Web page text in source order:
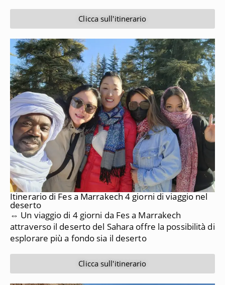
Clicca sull'itinerario
Itinerario di Fes a Marrakech 4 giorni di viaggio nel
deserto
⇔ Un viaggio di 4 giorni da Fes a Marrakech
attraverso il deserto del Sahara offre la possibilità di
esplorare più a fondo sia il deserto
Clicca sull'itinerario